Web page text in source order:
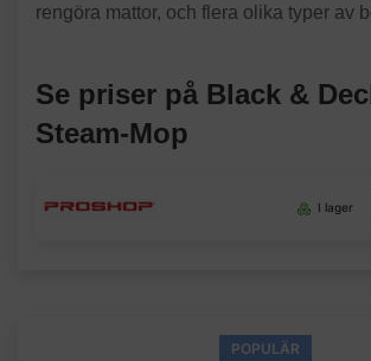
rengöra mattor, och flera olika typer av
Se priser på Black &
Steam-Mop
I lager
POPULÄR